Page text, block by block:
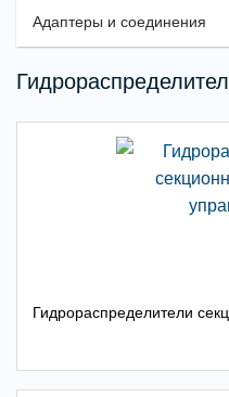
Адаптеры и соединения
Гидрораспределители